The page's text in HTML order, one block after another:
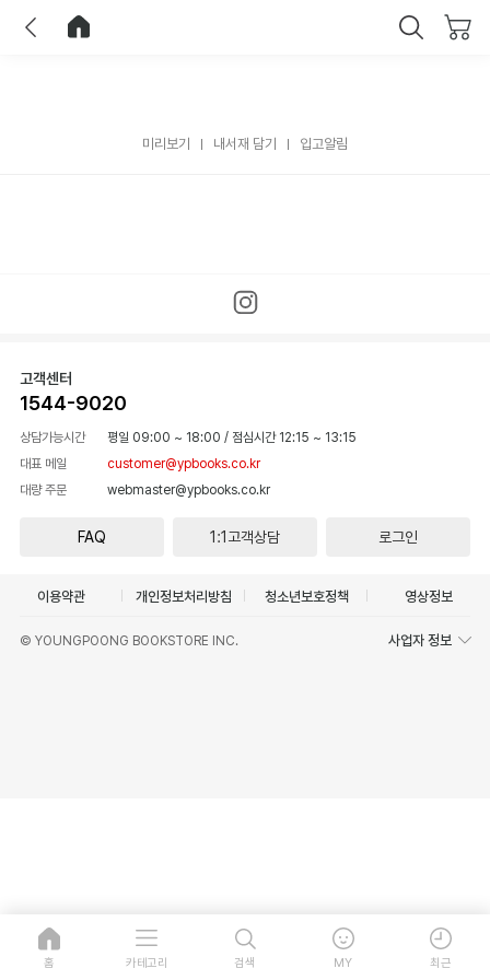
미리보기 내서재 담기 입고알림
고객센터
1544-9020
상담가능시간 평일 09:00 ~ 18:00 / 점심시간 12:15 ~ 13:15
대표 메일
customer@ypbooks.co.kr
대량 주문
webmaster@ypbooks.co.kr
FAQ 1:1고객상담 로그인
이용약관 개인정보처리방침 청소년보호정책 영상정보
© YOUNGPOONG BOOKSTORE INC. 사업자 정보
홈 카테고리 검색 MY 최근